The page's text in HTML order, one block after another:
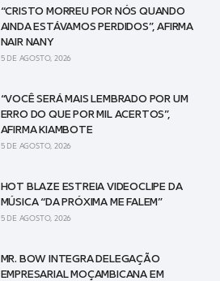
“CRISTO MORREU POR NÓS QUANDO
AINDA ESTÁVAMOS PERDIDOS”, AFIRMA
NAIR NANY
5 DE AGOSTO, 2026
“VOCÊ SERÁ MAIS LEMBRADO POR UM
ERRO DO QUE POR MIL ACERTOS”,
AFIRMA KIAMBOTE
5 DE AGOSTO, 2026
HOT BLAZE ESTREIA VIDEOCLIPE DA
MÚSICA “DA PRÓXIMA ME FALEM”
5 DE AGOSTO, 2026
MR. BOW INTEGRA DELEGAÇÃO
EMPRESARIAL MOÇAMBICANA EM